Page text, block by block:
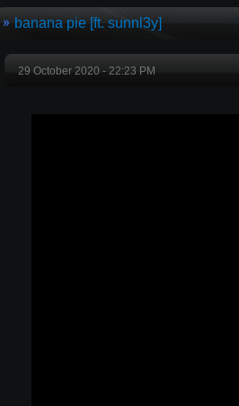
banana pie [ft. sunnl3y]
29 October 2020 - 22:23 PM